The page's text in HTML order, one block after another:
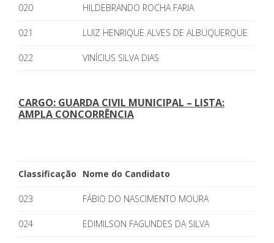
020 HILDEBRANDO ROCHA FARIA
021 LUIZ HENRIQUE ALVES DE ALBUQUERQUE
022 VINÍCIUS SILVA DIAS
CARGO: GUARDA CIVIL MUNICIPAL – LISTA:
AMPLA CONCORRÊNCIA
Classificação Nome do Candidato
023 FÁBIO DO NASCIMENTO MOURA
024 EDIMILSON FAGUNDES DA SILVA